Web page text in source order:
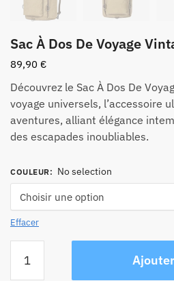
Sac À Dos De Voyage
89,90 €
Découvrez le Sac À Dos De
voyage universels, l’accessoire
aventures, alliant élégance
des escapades inoubliables.
COULEUR: No selection
Effacer